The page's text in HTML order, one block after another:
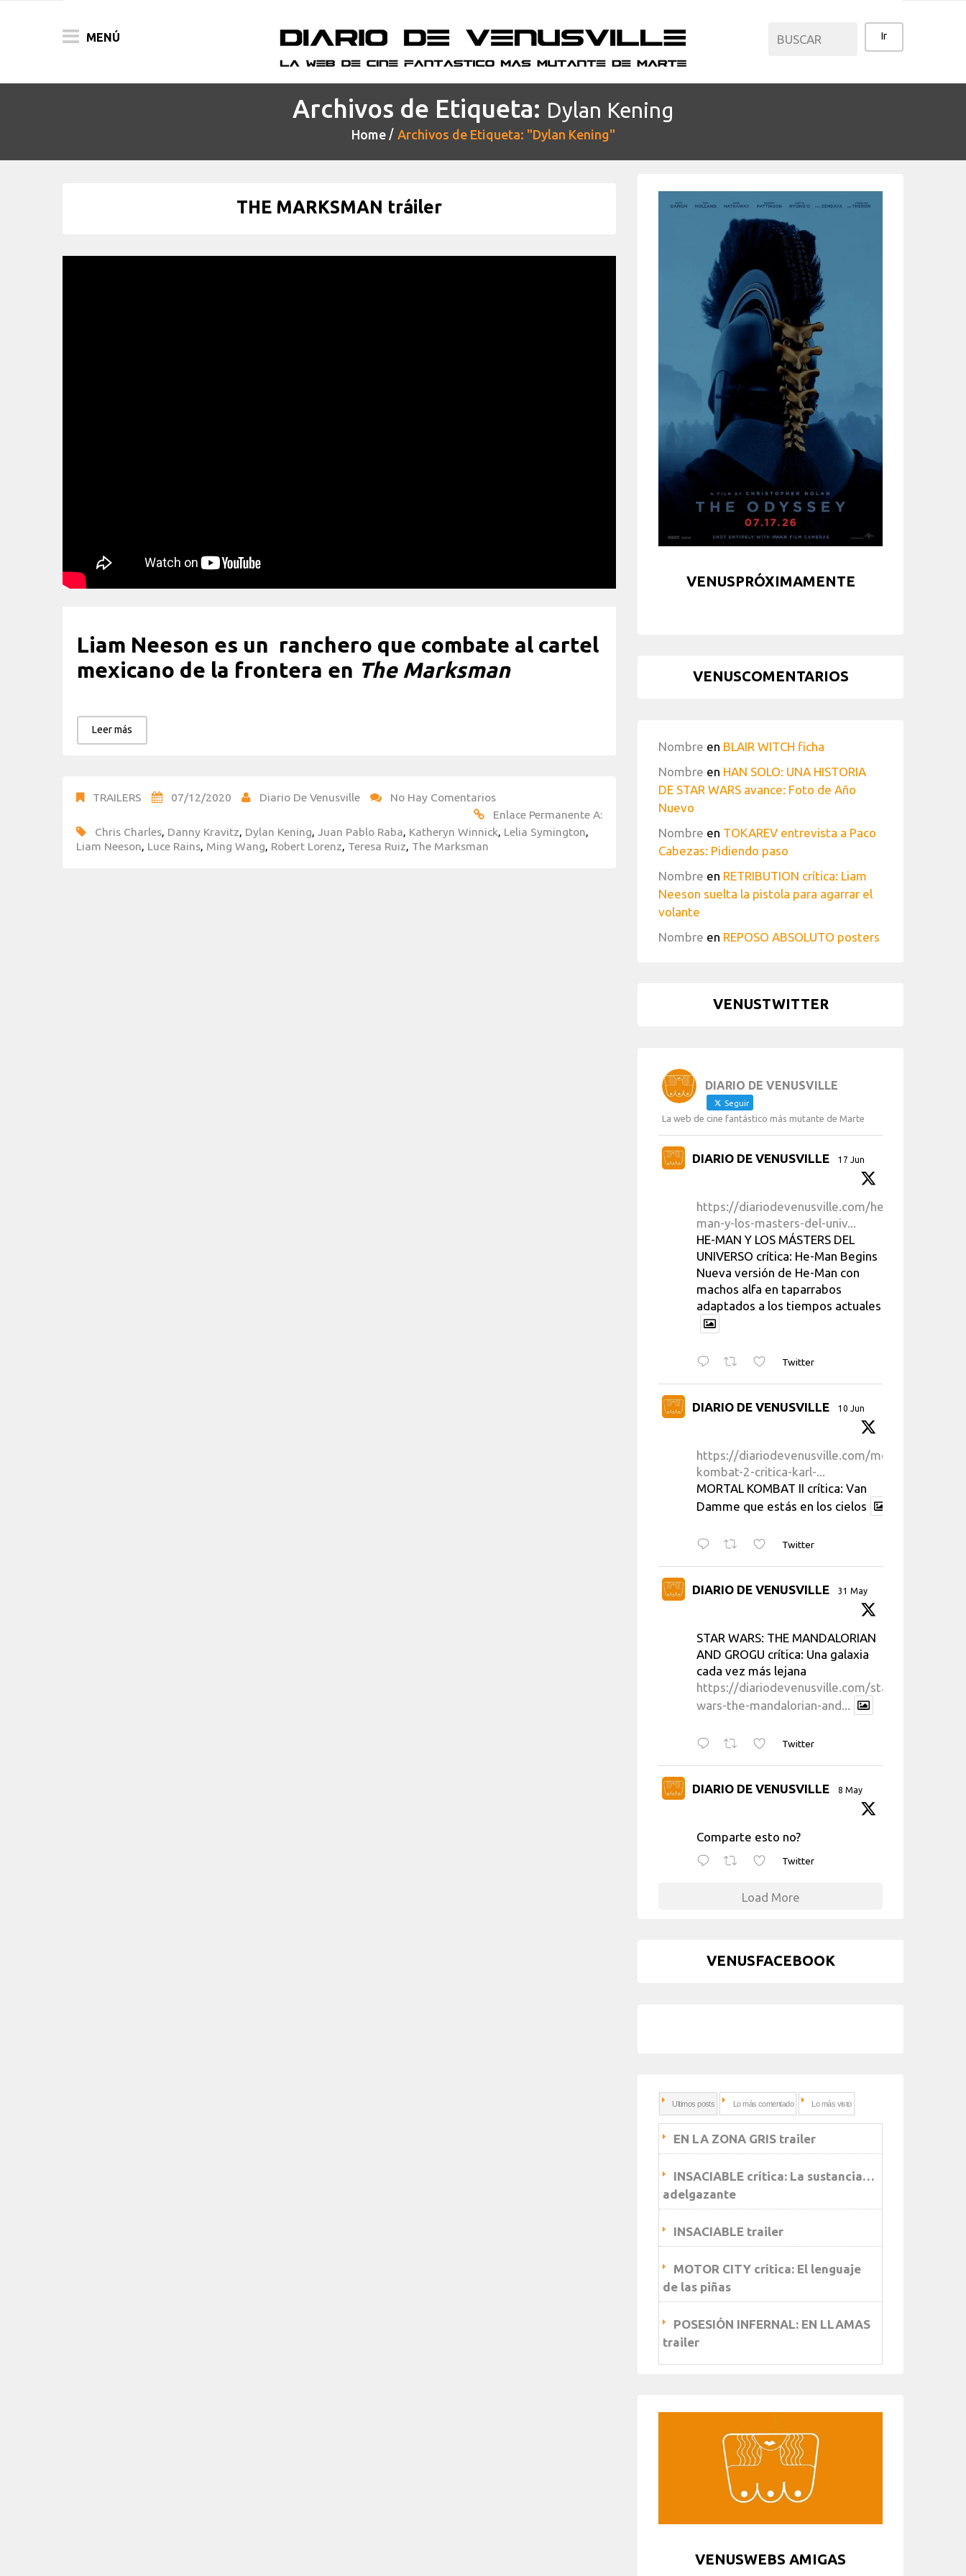
MENÚ
Archivos de Etiqueta: Dylan Kening
Home Archivos de Etiqueta: "Dylan Kening"
THE MARKSMAN tráiler
Liam Neeson es un ranchero que combate al cartel
mexicano de la frontera en The Marksman
Leer más
TRAILERS 07/12/2020 Diario De Venusville
No Hay Comentarios
Enlace Permanente A:
Chris Charles, Danny Kravitz, Dylan Kening, Juan Pablo Raba, Katheryn Winnick, Lelia Symington,
Liam Neeson, Luce Rains, Ming Wang, Robert Lorenz, Teresa Ruiz, The Marksman
VENUSPRÓXIMAMENTE
VENUSCOMENTARIOS
Nombre en BLAIR WITCH ficha
Nombre en HAN SOLO: UNA HISTORIA
DE STAR WARS avance: Foto de Año
Nuevo
Nombre en TOKAREV entrevista a Paco
Cabezas: Pidiendo paso
Nombre en RETRIBUTION crítica: Liam
Neeson suelta la pistola para agarrar el
volante
Nombre en REPOSO ABSOLUTO posters
VENUSTWITTER
DIARIO DE VENUSVILLE
Seguir
La web de cine fantástico más mutante de Marte
DIARIO DE VENUSVILLE 17 Jun
https://diariodevenusville.com/he-
man-y-los-masters-del-univ...
HE-MAN Y LOS MÁSTERS DEL
UNIVERSO crítica: He-Man Begins
Nueva versión de He-Man con
machos alfa en taparrabos
adaptados a los tiempos actuales
Twitter
DIARIO DE VENUSVILLE 10 Jun
https://diariodevenusville.com/mortal-
kombat-2-critica-karl-...
MORTAL KOMBAT II crítica: Van
Damme que estás en los cielos
Twitter
DIARIO DE VENUSVILLE 31 May
STAR WARS: THE MANDALORIAN
AND GROGU crítica: Una galaxia
cada vez más lejana
https://diariodevenusville.com/star-
wars-the-mandalorian-and...
Twitter
DIARIO DE VENUSVILLE 8 May
Comparte esto no?
Twitter
Load More
VENUSFACEBOOK
Ultimos posts Lo más comentado Lo más visto
EN LA ZONA GRIS trailer
INSACIABLE crítica: La sustancia…
adelgazante
INSACIABLE trailer
MOTOR CITY crítica: El lenguaje
de las piñas
POSESIÓN INFERNAL: EN LLAMAS
trailer
VENUSWEBS AMIGAS